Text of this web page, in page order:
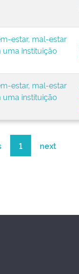
estar, mal-estar
instituição
estar, mal-estar
instituição
1 next